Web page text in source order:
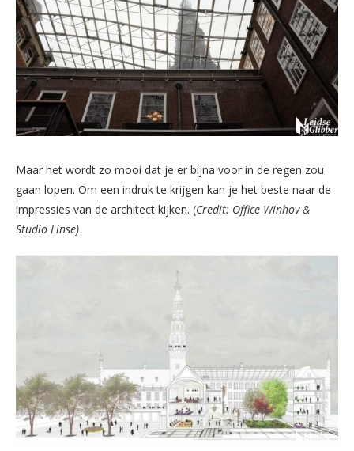
Maar het wordt zo mooi dat je er bijna voor in de regen zou
gaan lopen. Om een indruk te krijgen kan je het beste naar de
impressies van de architect kijken. (Credit: Office Winhov &
Studio Linse)